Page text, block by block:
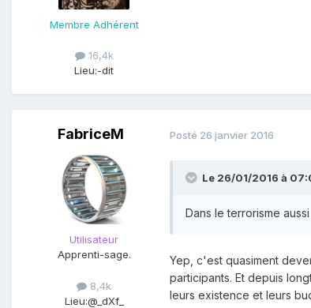
Membre Adhérent
16,4k
Lieu:-dit
FabriceM
Utilisateur
Apprenti-sage.
8,4k
Lieu:@_dXf_
Posté 26 janvier 2016
Le 26/01/2016 à
Dans le terrorisme aussi
Yep, c'est quasiment
participants. Et depuis
leurs existence et leurs